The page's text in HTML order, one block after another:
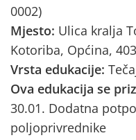
0002)
Mjesto: Ulica kralja
Kotoriba, Općina,
Vrsta edukacije:
Ova edukacija se
30.01. Dodatna
poljoprivrednike